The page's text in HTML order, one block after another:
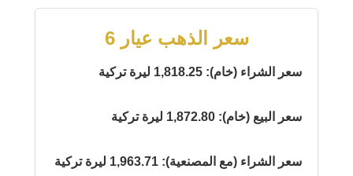
سعر الذهب عيار 6
سعر الشراء (خام): 1,818.25 ليرة تركية
سعر البيع (خام): 1,872.80 ليرة تركية
سعر الشراء (مع المصنعية): 1,963.71 ليرة تركية